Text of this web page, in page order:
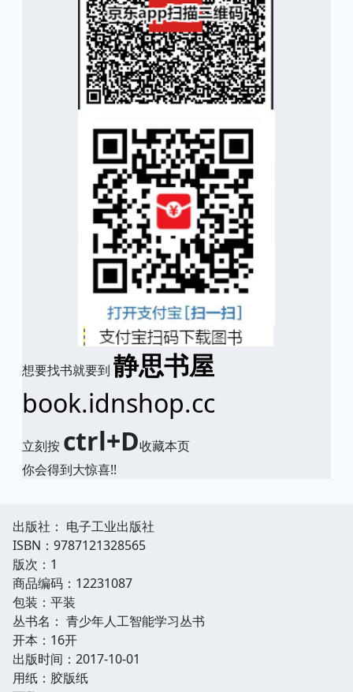
想要找书就要到 静思书屋
book.idnshop.cc
立刻按 ctrl+D收藏本页
你会得到大惊喜!!
出版社： 电子工业出版社
ISBN：9787121328565
版次：1
商品编码：12231087
包装：平装
丛书名： 青少年人工智能学习丛书
开本：16开
出版时间：2017-10-01
用纸：胶版纸